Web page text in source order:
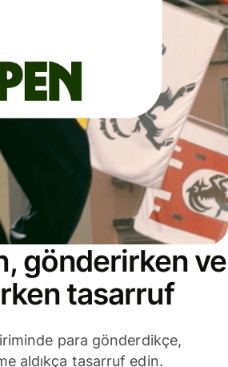
gönderirken ve
tasarruf
para gönderdikçe,
aldıkça tasarruf edin.